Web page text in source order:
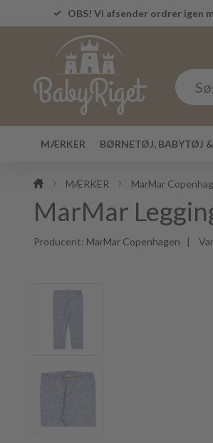
OBS! Vi afsender ordrer igen
MÆRKER BØRNETØJ, BABYTØJ
MÆRKER MarMar
MarMar
Producent: MarMar Copenhagen |